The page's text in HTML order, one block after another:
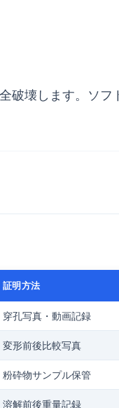
破壊します。ソフ
証明方法
穿孔写真・動画記録
変形前後比較写真
粉砕物サンプル保管
溶解前後重量記録